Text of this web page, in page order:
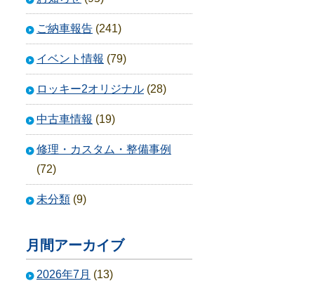
ご納車報告 (241)
イベント情報 (79)
ロッキー2オリジナル (28)
中古車情報 (19)
修理・カスタム・整備事例
(72)
未分類 (9)
月間アーカイブ
2026年7月 (13)